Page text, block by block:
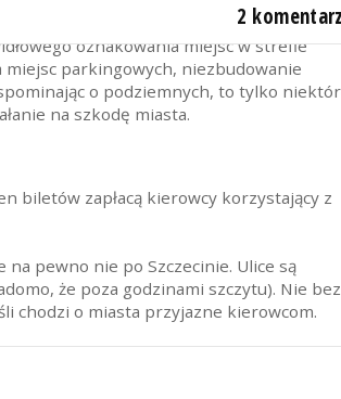
2
i na każdym kroku pokazuje tę
oznakowania miejsc w strefie
parkingowych, niezbudowanie
o podziemnych, to tylko
na szkodę miasta.
biletów zapłacą kierowcy korzystający z
pewno nie po Szczecinie. Ulice są
że poza godzinami szczytu). Nie bez
chodzi o miasta przyjazne kierowcom.